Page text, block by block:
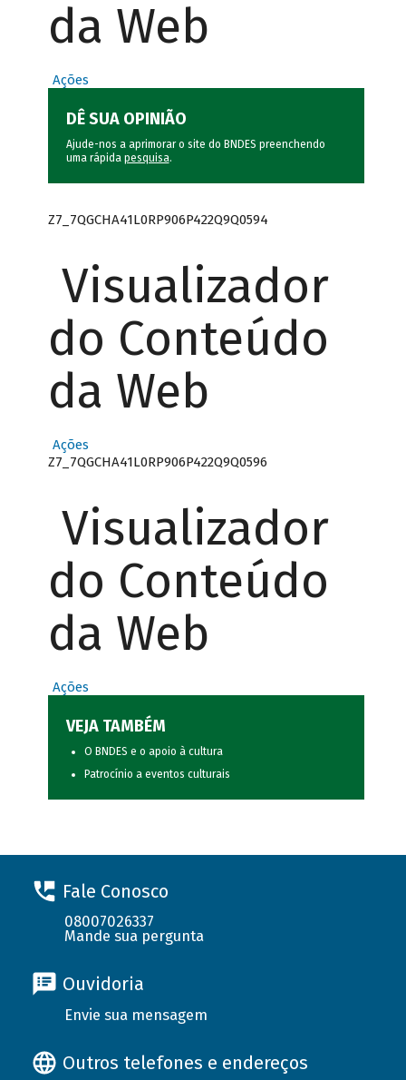
da Web
Ações
DÊ SUA OPINIÃO
Ajude-nos a aprimorar o site do BNDES preenchendo
uma rápida pesquisa.
Z7_7QGCHA41L0RP906P422Q9Q0594
Visualizador
do Conteúdo
da Web
Ações
Z7_7QGCHA41L0RP906P422Q9Q0596
Visualizador
do Conteúdo
da Web
Ações
VEJA TAMBÉM
O BNDES e o apoio à cultura
Patrocínio a eventos culturais
Fale Conosco
08007026337
Mande sua pergunta
Ouvidoria
Envie sua mensagem
Outros telefones e endereços